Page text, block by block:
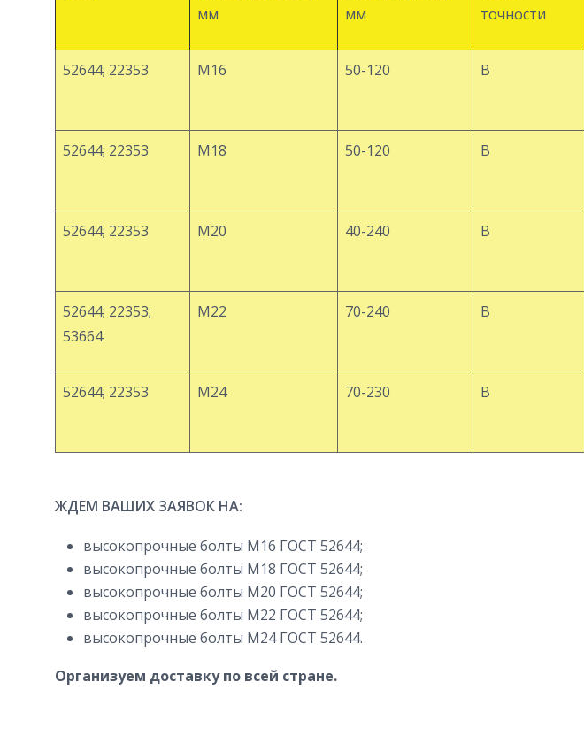
мм
мм
точности
52644; 22353 М16 50-120 В
52644; 22353 М18 50-120 В
52644; 22353 М20 40-240 В
52644; 22353;
53664
М22 70-240 В
52644; 22353 М24 70-230 В
ЖДЕМ ВАШИХ ЗАЯВОК НА:
высокопрочные болты М16 ГОСТ 52644;
высокопрочные болты М18 ГОСТ 52644;
высокопрочные болты М20 ГОСТ 52644;
высокопрочные болты М22 ГОСТ 52644;
высокопрочные болты М24 ГОСТ 52644.
Организуем доставку по всей стране.